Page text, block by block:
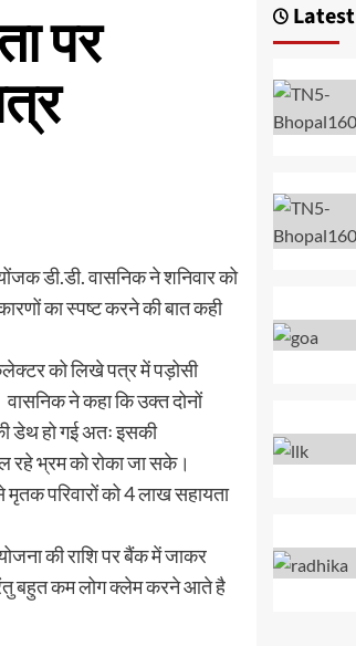
पर
डी.डी. वासनिक ने शनिवार को
का स्पष्ट करने की बात कही
को लिखे पत्र में पड़ोसी
वासनिक ने कहा कि उक्त दोनों
डेथ हो गई अतः इसकी
भ्रम को रोका जा सके।
परिवारों को 4 लाख सहायता
की राशि पर बैंक में जाकर
बहुत कम लोग क्लेम करने आते है
Latest